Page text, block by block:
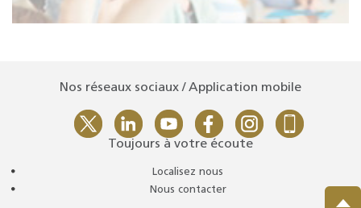
Nos réseaux sociaux / Application mobile
Toujours à votre écoute
Localisez nous
Nous contacter